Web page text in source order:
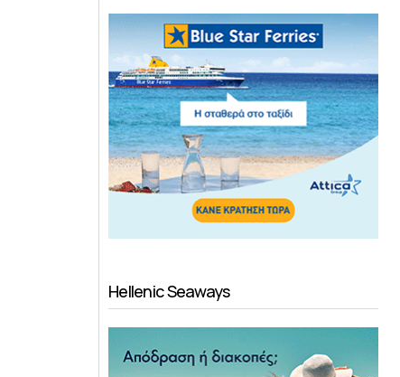
Hellenic Seaways